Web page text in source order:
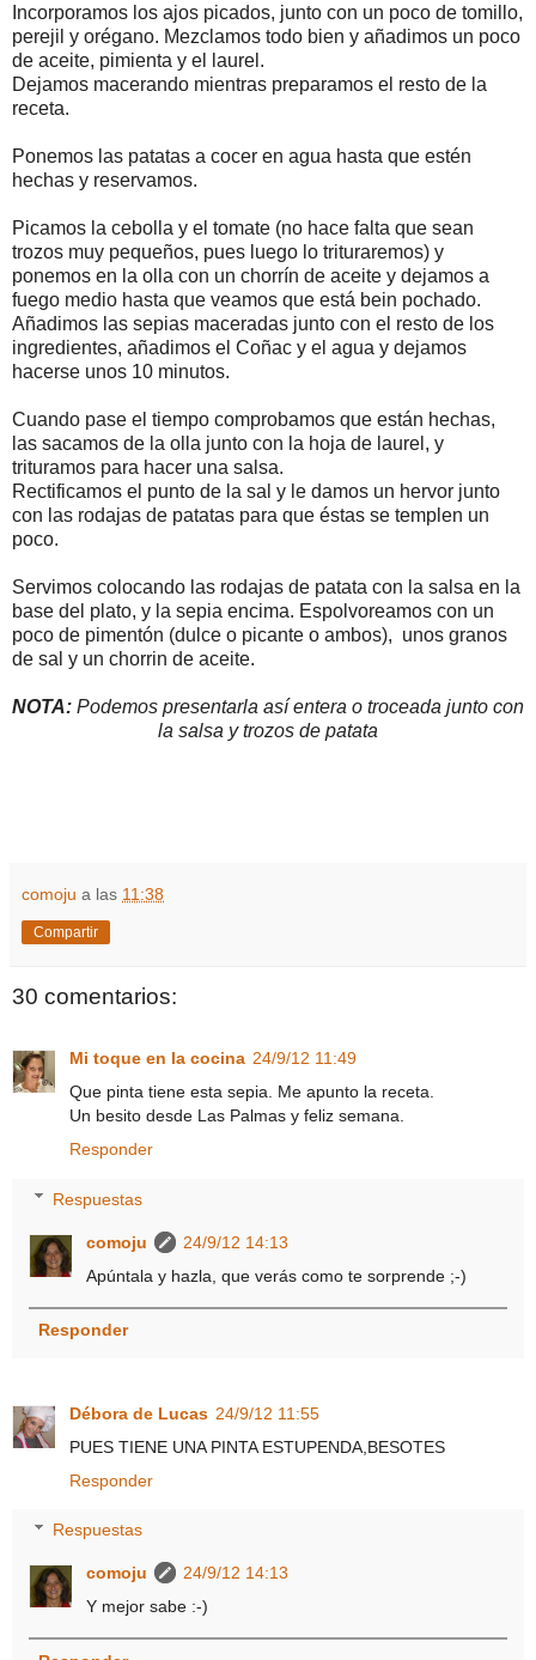
Incorporamos los ajos picados, junto con un poco de tomillo,
perejil y orégano. Mezclamos todo bien y añadimos un poco
de aceite, pimienta y el laurel.
Dejamos macerando mientras preparamos el resto de la
receta.
Ponemos las patatas a cocer en agua hasta que estén
hechas y reservamos.
Picamos la cebolla y el tomate (no hace falta que sean
trozos muy pequeños, pues luego lo trituraremos) y
ponemos en la olla con un chorrín de aceite y dejamos a
fuego medio hasta que veamos que está bein pochado.
Añadimos las sepias maceradas junto con el resto de los
ingredientes, añadimos el Coñac y el agua y dejamos
hacerse unos 10 minutos.
Cuando pase el tiempo comprobamos que están hechas,
las sacamos de la olla junto con la hoja de laurel, y
trituramos para hacer una salsa.
Rectificamos el punto de la sal y le damos un hervor junto
con las rodajas de patatas para que éstas se templen un
poco.
Servimos colocando las rodajas de patata con la salsa en la
base del plato, y la sepia encima. Espolvoreamos con un
poco de pimentón (dulce o picante o ambos), unos granos
de sal y un chorrin de aceite.
NOTA: Podemos presentarla así entera o troceada junto con
la salsa y trozos de patata
comoju a las 11:38
Compartir
30 comentarios:
Mi toque en la cocina 24/9/12 11:49
Que pinta tiene esta sepia. Me apunto la receta.
Un besito desde Las Palmas y feliz semana.
Responder
Respuestas
comoju
24/9/12 14:13
Apúntala y hazla, que verás como te sorprende ;-)
Responder
Débora de Lucas 24/9/12 11:55
PUES TIENE UNA PINTA ESTUPENDA,BESOTES
Responder
Respuestas
comoju
24/9/12 14:13
Y mejor sabe :-)